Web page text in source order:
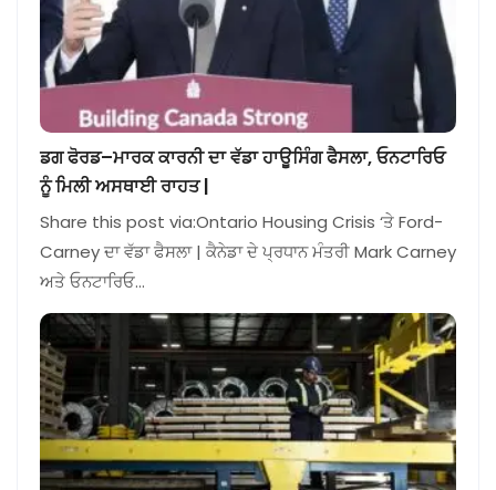
ਡਗ ਫੋਰਡ–ਮਾਰਕ ਕਾਰਨੀ ਦਾ ਵੱਡਾ ਹਾਊਸਿੰਗ ਫੈਸਲਾ, ਓਨਟਾਰਿਓ
ਨੂੰ ਮਿਲੀ ਅਸਥਾਈ ਰਾਹਤ |
Share this post via:Ontario Housing Crisis ‘ਤੇ Ford-
Carney ਦਾ ਵੱਡਾ ਫੈਸਲਾ | ਕੈਨੇਡਾ ਦੇ ਪ੍ਰਧਾਨ ਮੰਤਰੀ Mark Carney
ਅਤੇ ਓਨਟਾਰਿਓ…